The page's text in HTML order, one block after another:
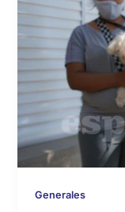
Generales